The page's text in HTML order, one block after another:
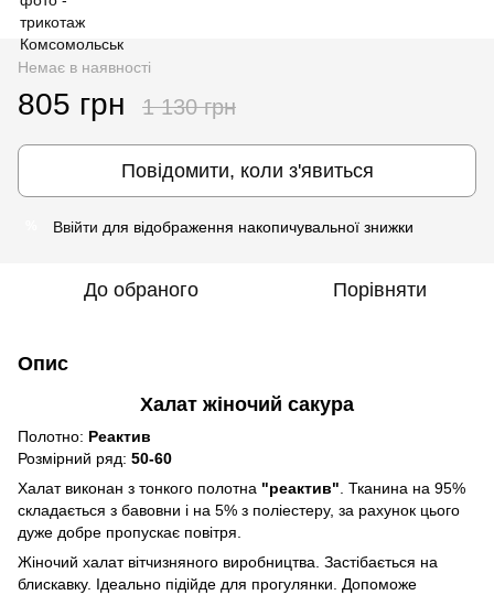
Немає в наявності
805 грн 1 130 грн
Повідомити, коли з'явиться
Ввійти для відображення накопичувальної знижки
До обраного Порівняти
Опис
Халат жіночий сакура
Полотно: Реактив
Розмірний ряд: 50-60
Халат виконан з тонкого полотна "реактив" . Тканина на 95%
складається з бавовни і на 5% з поліестеру, за рахунок цього
дуже добре пропускає повітря.
Жіночий халат вітчизняного виробництва. Застібається на
блискавку. Ідеально підійде для прогулянки. Допоможе